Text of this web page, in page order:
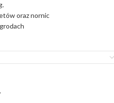
oraz nornic